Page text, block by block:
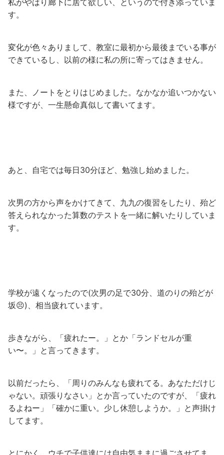
私がやはり廊下に居て欲しい、というので付き添っていま
す。
変化が色々ありまして、教室に最初から最後までいる事が
できているし、以前の様に私の所に寄ってはきません。
また、ノートをとりはじめました。なかなか追いつかない
様ですが、一生懸命真似して書いてます。
あと、自宅では毎日30分ほど、勉強し始めました。
次男の方から声をかけてきて、九九の復習をしたり、殆ど
答えられなかった算数のテストを一緒に解いたりしていま
す。
学校が遠くなったので(次男の足で30分、道のりの殆どが
坂😣)、相当疲れています。
歩きながら、「疲れたー。」とか「ランドセルが重
い〜。」と言ってきます。
以前だったら、「周りのみんなも疲れてる。あなただけじ
ゃない。頑張りなさい」とか言っていたのですが、「疲れ
るよねー」「確かに重い。少し休憩しようか。」と声掛け
してます。